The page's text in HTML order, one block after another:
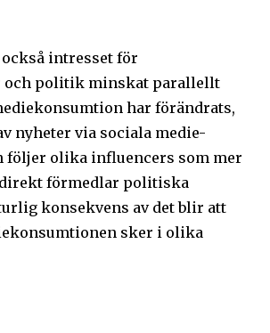
intresset för
och politik minskat parallellt
har förändrats,
nyheter via sociala medie-
följer olika influencers som mer
förmedlar politiska
konsekvens av det blir att
sker i olika